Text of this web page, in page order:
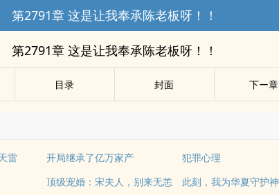
第2791章 这是让我奉承陈老板呀！！
第2791章 这是让我奉承陈老板呀！！
目录 封面 下ー章
雷 开局继承了亿万家产
犯罪心理
顶级宠婚：宋夫人，别来无恙 此刻，我为华夏守护神